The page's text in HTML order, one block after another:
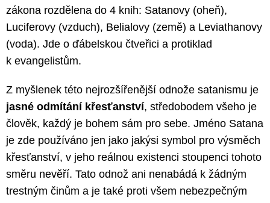
zákona rozdělena do 4 knih: Satanovy (oheň),
Luciferovy (vzduch), Belialovy (země) a Leviathanovy
(voda). Jde o ďábelskou čtveřici a protiklad
k evangelistům.
Z myšlenek této nejrozšířenější odnože satanismu je
jasné odmítání křesťanství, středobodem všeho je
člověk, každý je bohem sám pro sebe. Jméno Satana
je zde používáno jen jako jakýsi symbol pro výsměch
křesťanství, v jeho reálnou existenci stoupenci tohoto
směru nevěří. Tato odnož ani nenabádá k žádným
trestným činům a je také proti všem nebezpečným